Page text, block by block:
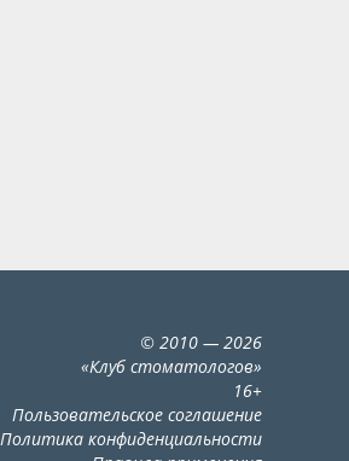
© 2010 — 2026
«Клуб стоматологов»
16+
Пользовательское соглашение
Политика конфиденциальности